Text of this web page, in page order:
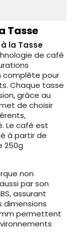
Tasse
la Tasse
de café
complète pour
Chaque tasse
grâce au
de choisir
Le café est
à partir de
250g
non
par son
assurant
mm permettent